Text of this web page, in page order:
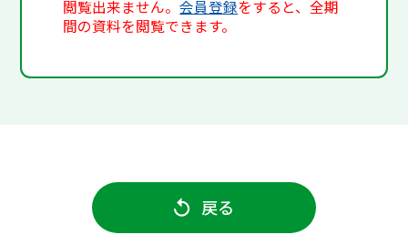
閲覧出来ません。会員登録をすると、全期
間の資料を閲覧できます。
戻る